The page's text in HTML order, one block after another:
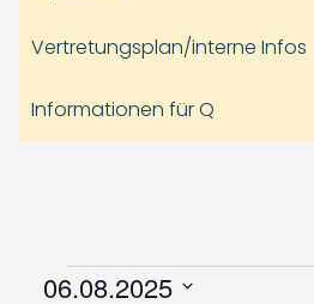
Vertretungsplan/interne Infos
Informationen für Q
06.08.2025